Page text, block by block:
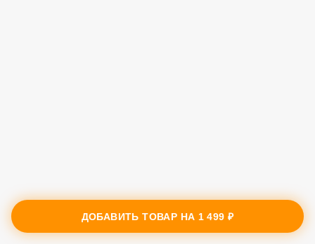
ДОБАВИТЬ ТОВАР НА 1 499 ₽